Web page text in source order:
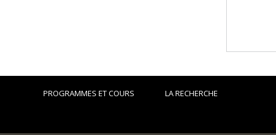
PROGRAMMES ET COURS LA RECHERCHE